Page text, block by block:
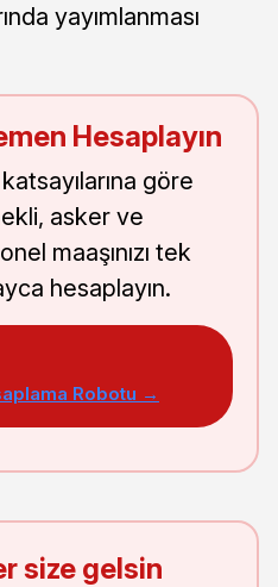
yayımlanması
Hesaplayın
göre
asker ve
maaşınızı tek
hesaplayın.
Robotu →
size gelsin